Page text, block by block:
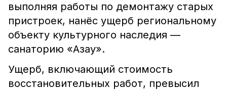
выполняя работы по демонтажу старых
пристроек, нанёс ущерб региональному
объекту культурного наследия —
санаторию «Азау».
Ущерб, включающий стоимость
восстановительных работ, превысил